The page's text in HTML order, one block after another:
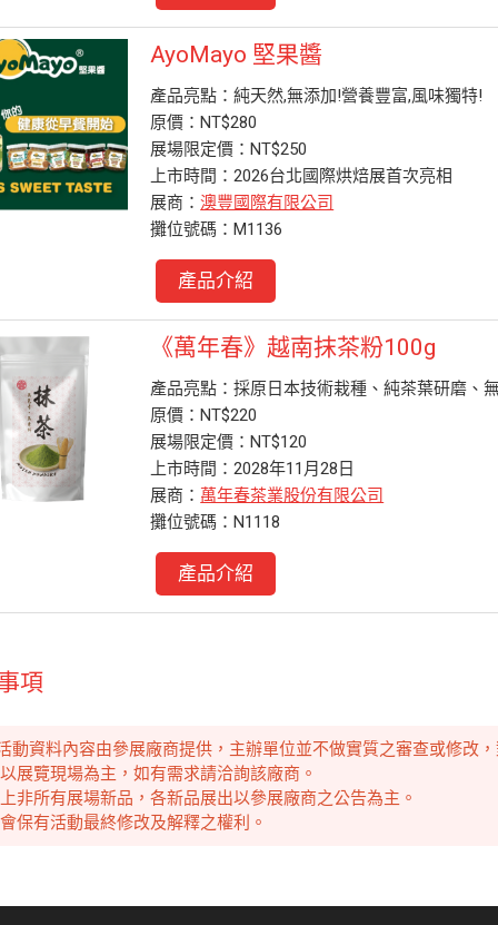
AyoMayo 堅果醬
產品亮點：純天然,無添加!營養豐富,風味獨特!
原價：NT$280
展場限定價：NT$250
上市時間：2026台北國際烘焙展首次亮相
展商：澳豐國際有限公司
攤位號碼：M1136
產品介紹
《萬年春》越南抹茶粉100g
產品亮點：採原日本技術栽種、純茶葉研磨、
原價：NT$220
展場限定價：NT$120
上市時間：2028年11月28日
展商： 萬年春茶業股份有限公司
攤位號碼：N1118
產品介紹
項
動資料內容由參展廠商提供，主辦單位並不做實質之審查或修改
展覽現場為主，如有需求請洽詢該廠商。
非所有展場新品，各新品展出以參展廠商之公告為主。
保有活動最終修改及解釋之權利。